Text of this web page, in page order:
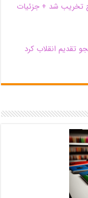
تخریب شد + جزئیات